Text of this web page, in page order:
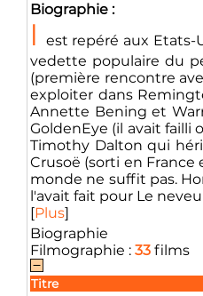
Biographie :
l
est repéré aux Etats-
vedette populaire du
(première rencontre
exploiter dans
Annette Bening et
GoldenEye (il avait failli
Timothy Dalton qui
Crusoë (sorti en
monde ne suffit pas.
l'avait fait pour Le
[Plus]
Biographie
Filmographie : 33 films
Titre